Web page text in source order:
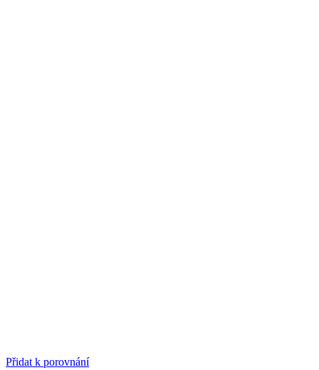
Přidat k porovnání